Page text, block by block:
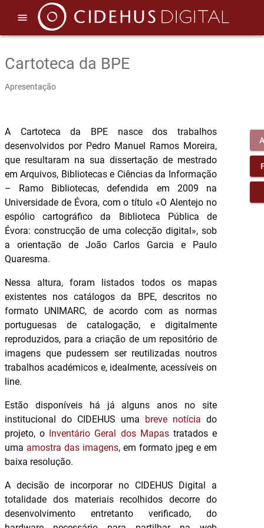
menu
Cartoteca da BPE
Apresentação
A Cartoteca da BPE nasce dos trabalhos
desenvolvidos por Pedro Manuel Ramos Moreira,
que resultaram na sua dissertação de mestrado
em Arquivos, Bibliotecas e Ciências da Informação
– Ramo Bibliotecas, defendida em 2009 na
Universidade de Évora, com o título «O Alentejo no
espólio cartográfico da Biblioteca Pública de
Évora: construcção de uma colecção digital», sob
a orientação de João Carlos Garcia e Paulo
Quaresma.
Nessa altura, foram listados todos os mapas
existentes nos catálogos da BPE, descritos no
formato UNIMARC, de acordo com as normas
portuguesas de catalogação, e digitalmente
reproduzidos, para a criação de um repositório de
imagens que pudessem ser reutilizadas noutros
trabalhos académicos e, idealmente, acessíveis on
line.
Estão disponíveis há já alguns anos no site
institucional do CIDEHUS uma breve notícia do
projeto, o Inventário Geral dos Mapastratados e
uma amostra das imagens, em formato jpeg e em
baixa resolução.
A decisão de incorporar no CIDEHUS Digital a
totalidade dos materiais recolhidos decorre do
desenvolvimento entretanto verificado, do